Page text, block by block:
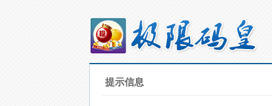
提示信息